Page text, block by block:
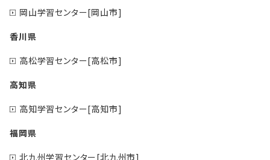
岡山学習センター[岡山市]
香川県
高松学習センター[高松市]
高知県
高知学習センター[高知市]
福岡県
北九州学習センター[北九州市]